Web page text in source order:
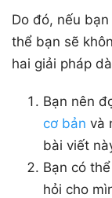
Do đó, nếu
thể bạn sẽ
hai giải pháp
Bạn nên
cơ bản và
bài viết
Bạn có
hỏi cho